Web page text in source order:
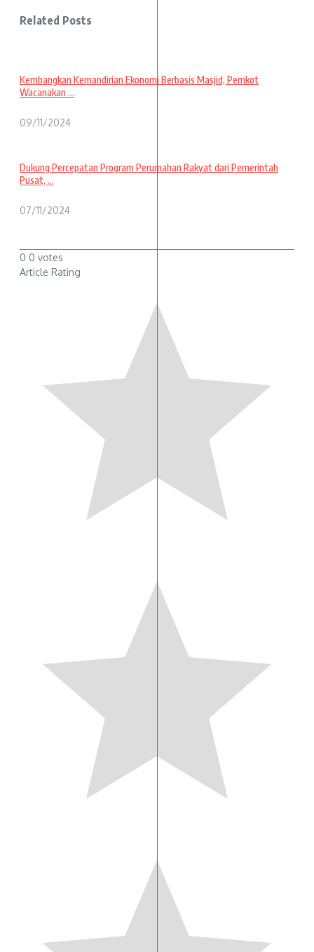
Related Posts
Kembangkan Kemandirian Ekonomi Berbasis Masjid, Pemkot
Wacanakan ...
09/11/2024
Dukung Percepatan Program Perumahan Rakyat dari Pemerintah
Pusat, ...
07/11/2024
0 0 votes
Article Rating